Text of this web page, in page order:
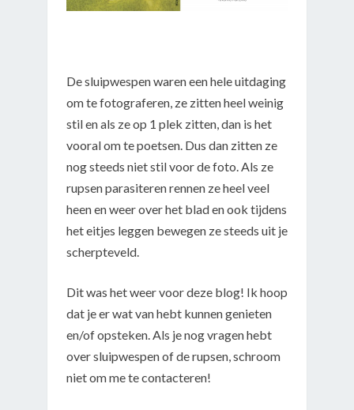
De sluipwespen waren een hele uitdaging
om te fotograferen, ze zitten heel weinig
stil en als ze op 1 plek zitten, dan is het
vooral om te poetsen. Dus dan zitten ze
nog steeds niet stil voor de foto. Als ze
rupsen parasiteren rennen ze heel veel
heen en weer over het blad en ook tijdens
het eitjes leggen bewegen ze steeds uit je
scherpteveld.
Dit was het weer voor deze blog! Ik hoop
dat je er wat van hebt kunnen genieten
en/of opsteken. Als je nog vragen hebt
over sluipwespen of de rupsen, schroom
niet om me te contacteren!